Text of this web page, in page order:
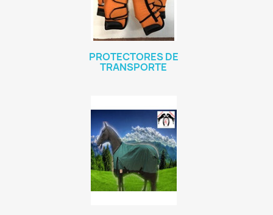
PROTECTORES DE
TRANSPORTE